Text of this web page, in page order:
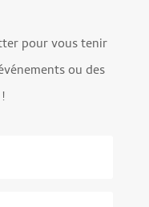
pour vous tenir
ou des